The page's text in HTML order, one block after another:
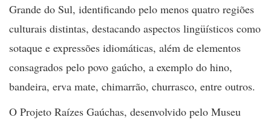
Grande do Sul, identificando pelo menos quatro regiões
culturais distintas, destacando aspectos lingüísticos como
sotaque e expressões idiomáticas, além de elementos
consagrados pelo povo gaúcho, a exemplo do hino,
bandeira, erva mate, chimarrão, churrasco, entre outros.
O Projeto Raízes Gaúchas, desenvolvido pelo Museu